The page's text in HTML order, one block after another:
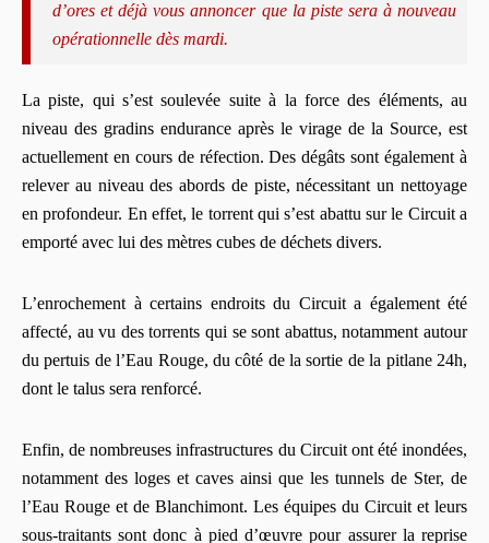
d’ores et déjà vous annoncer que la piste sera à nouveau
opérationnelle dès mardi.
La piste, qui s’est soulevée suite à la force des éléments, au
niveau des gradins endurance après le virage de la Source, est
actuellement en cours de réfection. Des dégâts sont également à
relever au niveau des abords de piste, nécessitant un nettoyage
en profondeur. En effet, le torrent qui s’est abattu sur le Circuit a
emporté avec lui des mètres cubes de déchets divers.
L’enrochement à certains endroits du Circuit a également été
affecté, au vu des torrents qui se sont abattus, notamment autour
du pertuis de l’Eau Rouge, du côté de la sortie de la pitlane 24h,
dont le talus sera renforcé.
Enfin, de nombreuses infrastructures du Circuit ont été inondées,
notamment des loges et caves ainsi que les tunnels de Ster, de
l’Eau Rouge et de Blanchimont. Les équipes du Circuit et leurs
sous-traitants sont donc à pied d’œuvre pour assurer la reprise